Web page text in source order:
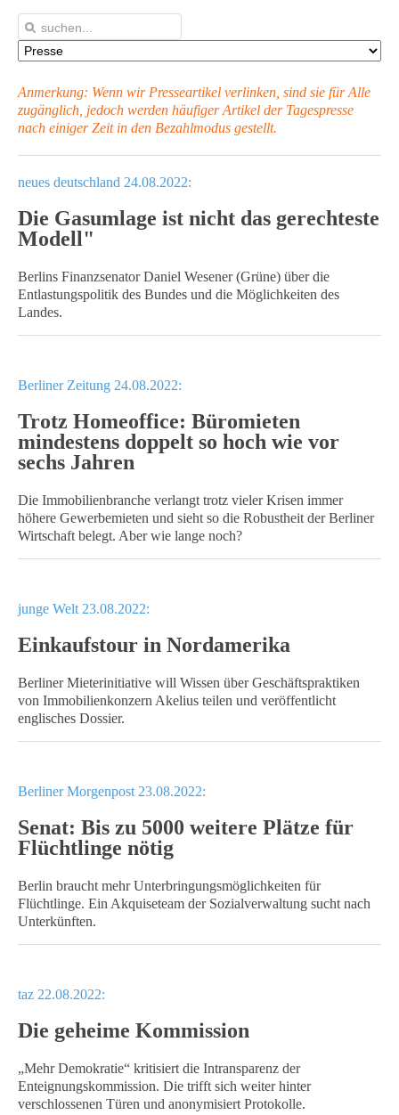
Anmerkung: Wenn wir Presseartikel verlinken, sind sie für Alle
zugänglich, jedoch werden häufiger Artikel der Tagespresse
nach einiger Zeit in den Bezahlmodus gestellt.
neues deutschland 24.08.2022:
Die Gasumlage ist nicht das gerechteste
Modell"
Berlins Finanzsenator Daniel Wesener (Grüne) über die
Entlastungspolitik des Bundes und die Möglichkeiten des
Landes.
Berliner Zeitung 24.08.2022:
Trotz Homeoffice: Büromieten
mindestens doppelt so hoch wie vor
sechs Jahren
Die Immobilienbranche verlangt trotz vieler Krisen immer
höhere Gewerbemieten und sieht so die Robustheit der Berliner
Wirtschaft belegt. Aber wie lange noch?
junge Welt 23.08.2022:
Einkaufstour in Nordamerika
Berliner Mieterinitiative will Wissen über Geschäftspraktiken
von Immobilienkonzern Akelius teilen und veröffentlicht
englisches Dossier.
Berliner Morgenpost 23.08.2022:
Senat: Bis zu 5000 weitere Plätze für
Flüchtlinge nötig
Berlin braucht mehr Unterbringungsmöglichkeiten für
Flüchtlinge. Ein Akquiseteam der Sozialverwaltung sucht nach
Unterkünften.
taz 22.08.2022:
Die geheime Kommission
„Mehr Demokratie“ kritisiert die Intransparenz der
Enteignungskommission. Die trifft sich weiter hinter
verschlossenen Türen und anonymisiert Protokolle.